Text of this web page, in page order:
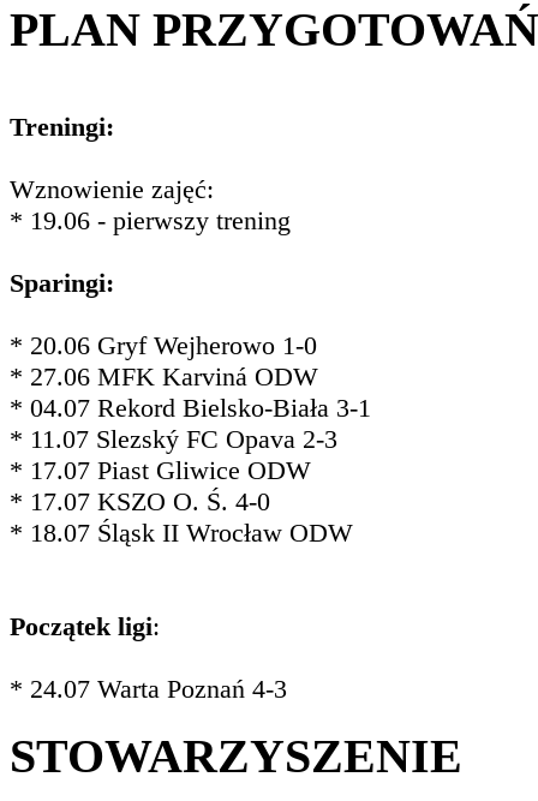
PLAN PRZYGOTOWAŃ
Treningi:
Wznowienie zajęć:
* 19.06 - pierwszy trening
Sparingi:
* 20.06 Gryf Wejherowo 1-0
* 27.06 MFK Karviná ODW
* 04.07 Rekord Bielsko-Biała 3-1
* 11.07 Slezský FC Opava 2-3
* 17.07 Piast Gliwice ODW
* 17.07 KSZO O. Ś. 4-0
* 18.07 Śląsk II Wrocław ODW
Początek ligi:
* 24.07 Warta Poznań 4-3
STOWARZYSZENIE